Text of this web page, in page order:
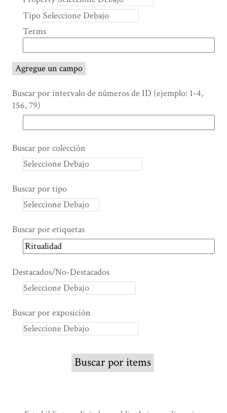
rows
"Reducir
por
campo
específico":
1
Tipo
Terms
Agregue un campo
Buscar por intervalo de números de ID (ejemplo: 1-4,
156, 79)
Buscar por colección
Buscar por tipo
Buscar por etiquetas
Destacados/No-Destacados
Buscar por exposición